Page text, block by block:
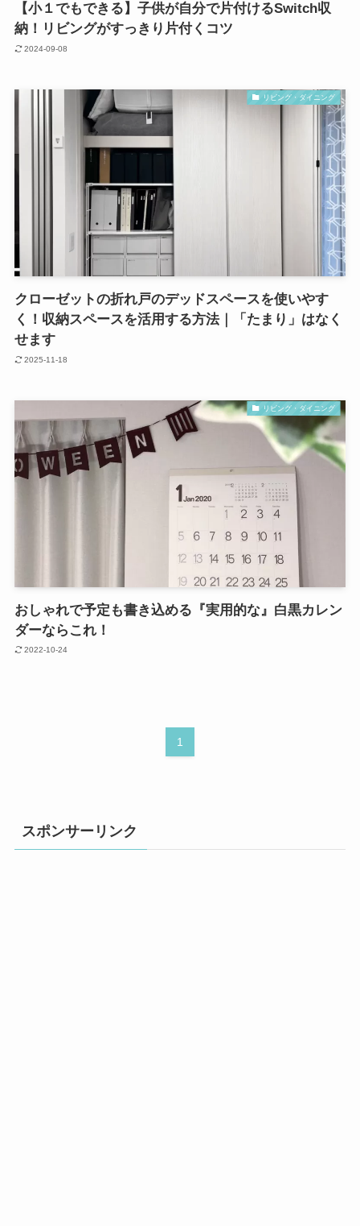
【小１でもできる】子供が自分で片付けるSwitch収
納！リビングがすっきり片付くコツ
2024-09-08
リビング・ダイニング
クローゼットの折れ戸のデッドスペースを使いやす
く！収納スペースを活用する方法｜「たまり」はなく
せます
2025-11-18
リビング・ダイニング
おしゃれで予定も書き込める『実用的な』白黒カレン
ダーならこれ！
2022-10-24
1
スポンサーリンク